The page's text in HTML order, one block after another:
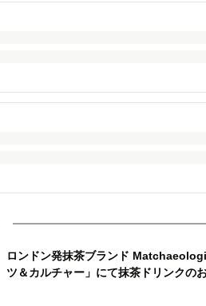
ロンドン発抹茶ブランド
ツ＆カルチャー」にて抹茶ドリンクの